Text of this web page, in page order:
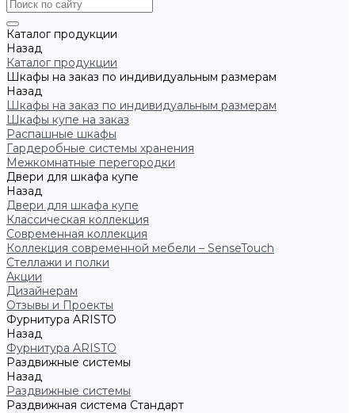
Каталог продукции
Назад
Каталог продукции
Шкафы на заказ по индивидуальным размерам
Назад
Шкафы на заказ по индивидуальным размерам
Шкафы купе на заказ
Распашные шкафы
Гардеробные системы хранения
Межкомнатные перегородки
Двери для шкафа купе
Назад
Двери для шкафа купе
Классическая коллекция
Современная коллекция
Коллекция современной мебели – SenseTouch
Стеллажи и полки
Акции
Дизайнерам
Отзывы и Проекты
Фурнитура ARISTO
Назад
Фурнитура ARISTO
Раздвижные системы
Назад
Раздвижные системы
Раздвижная система Стандарт